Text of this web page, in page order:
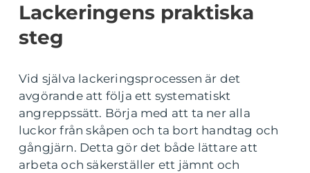
Lackeringens praktiska
steg
Vid själva lackeringsprocessen är det
avgörande att följa ett systematiskt
angreppssätt. Börja med att ta ner alla
luckor från skåpen och ta bort handtag och
gångjärn. Detta gör det både lättare att
arbeta och säkerställer ett jämnt och